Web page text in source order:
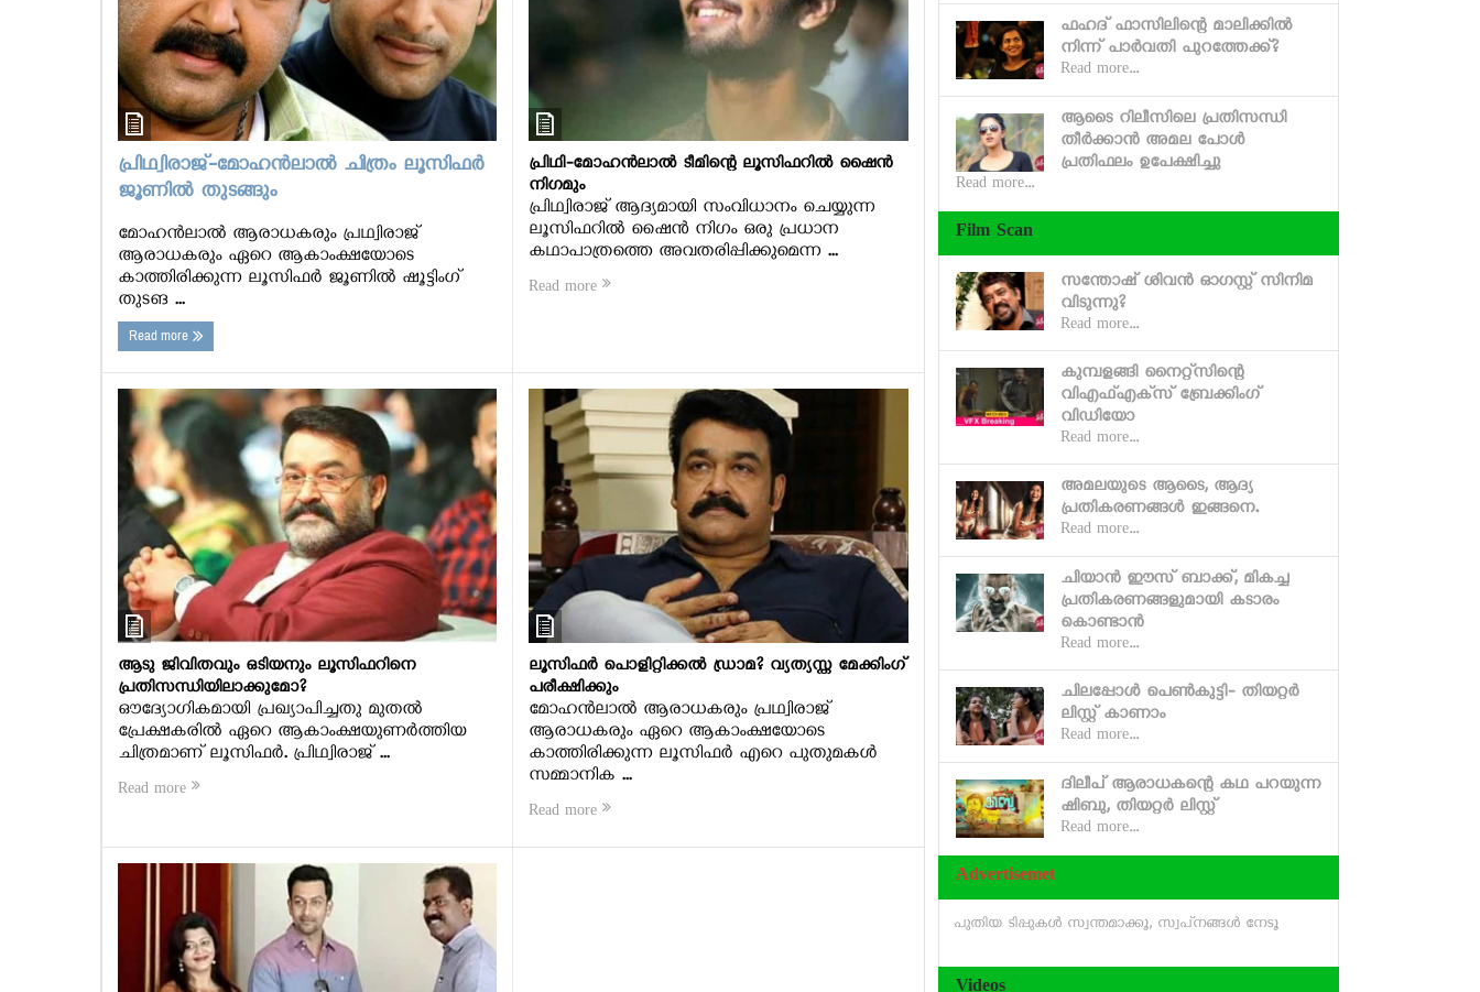
പ്രിഥ്വിരാജ്-മോഹന്‍ലാല്‍ ചിത്രം ലൂസിഫര്‍
ജൂണില്‍ തുടങ്ങും
മോഹന്‍ലാല്‍ ആരാധകരും പ്രഥ്വിരാജ്
ആരാധകരും ഏറെ ആകാംക്ഷയോടെ
കാത്തിരിക്കുന്ന ലൂസിഫര്‍ ജൂണില്‍ ഷൂട്ടിംഗ്
തുടങ ...
Read more
പ്രിഥി-മോഹന്‍ലാല്‍ ടീമിന്റെ ലൂസിഫറില്‍ ഷൈന്‍
നിഗമും
പ്രിഥ്വിരാജ് ആദ്യമായി സംവിധാനം ചെയ്യുന്ന
ലൂസിഫറില്‍ ഷൈന്‍ നിഗം ഒരു പ്രധാന
കഥാപാത്രത്തെ അവതരിപ്പിക്കുമെന്ന ...
Read more
ആടു ജിവിതവും ഒടിയനും ലൂസിഫറിനെ
പ്രതിസന്ധിയിലാക്കുമോ?
ഔദ്യോഗികമായി പ്രഖ്യാപിച്ചതു മുതല്‍
പ്രേക്ഷകരില്‍ ഏറെ ആകാംക്ഷയുണര്‍ത്തിയ
ചിത്രമാണ് ലൂസിഫര്‍. പ്രിഥ്വിരാജ് ...
Read more
ലൂസിഫര്‍ പൊളിറ്റിക്കല്‍ ഡ്രാമ? വ്യത്യസ്ത മേക്കിംഗ്
പരീക്ഷിക്കും
മോഹന്‍ലാല്‍ ആരാധകരും പ്രഥ്വിരാജ്
ആരാധകരും ഏറെ ആകാംക്ഷയോടെ
കാത്തിരിക്കുന്ന ലൂസിഫര്‍ എറെ പുതുമകള്‍
സമ്മാനിക ...
Read more
ഫഹദ് ഫാസിലിന്റെ മാലിക്കില്‍
നിന്ന് പാര്‍വതി പുറത്തേക്ക്?
Read more...
ആടൈ റിലീസിലെ പ്രതിസന്ധി
തീര്‍ക്കാന്‍ അമല പോള്‍
പ്രതിഫലം ഉപേക്ഷിച്ചു
Read more...
Film Scan
സന്തോഷ് ശിവന്‍ ഓഗസ്റ്റ് സിനിമ
വിടുന്നു?
Read more...
കുമ്പളങ്ങി നൈറ്റ്‌സിന്റെ
വിഎഫ്എക്‌സ് ബ്രേക്കിംഗ്
വിഡിയോ
Read more...
അമലയുടെ ആടൈ, ആദ്യ
പ്രതികരണങ്ങള്‍ ഇങ്ങനെ.
Read more...
ചിയാന്‍ ഈസ് ബാക്ക്, മികച്ച
പ്രതികരണങ്ങളുമായി കടാരം
കൊണ്ടാന്‍
Read more...
ചിലപ്പോള്‍ പെണ്‍കുട്ടി- തിയറ്റര്‍
ലിസ്റ്റ് കാണാം
Read more...
ദിലീപ് ആരാധകന്റെ കഥ പറയുന്ന
ഷിബു, തിയറ്റര്‍ ലിസ്റ്റ്
Read more...
Advertisemet
പുതിയ ടിപ്പുകള്‍ സ്വന്തമാക്കൂ, സ്വപ്‌നങ്ങള്‍ നേടൂ